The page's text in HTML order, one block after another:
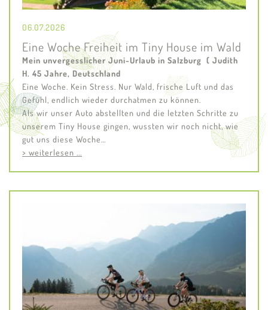
06.07.2026
Eine Woche Freiheit im Tiny House im Wald
Mein unvergesslicher Juni-Urlaub in Salzburg ( Judith
H. 45 Jahre, Deutschland
Eine Woche. Kein Stress. Nur Wald, frische Luft und das
Gefühl, endlich wieder durchatmen zu können.
Als wir unser Auto abstellten und die letzten Schritte zu
unserem Tiny House gingen, wussten wir noch nicht, wie
gut uns diese Woche…
> weiterlesen ...